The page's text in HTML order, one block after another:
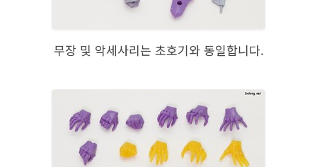
무장 및 악세사리는 초호기와 동일합니다.